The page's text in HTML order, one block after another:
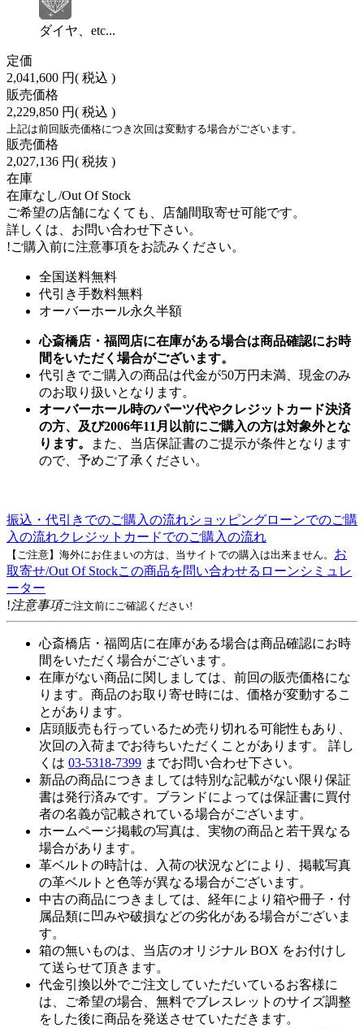
ダイヤ、etc...
定価
2,041,600 円( 税込 )
販売価格
2,229,850 円( 税込 )
上記は前回販売価格につき次回は変動する場合がございます。
販売価格
2,027,136 円( 税抜 )
在庫
在庫なし/Out Of Stock
ご希望の店舗になくても、店舗間取寄せ可能です。
詳しくは、お問い合わせ下さい。
!ご購入前に注意事項をお読みください。
全国送料無料
代引き手数料無料
オーバーホール永久半額
心斎橋店・福岡店に在庫がある場合は商品確認にお時
間をいただく場合がございます。
代引きでご購入の商品は代金が50万円未満、現金のみ
のお取り扱いとなります。
オーバーホール時のパーツ代やクレジットカード決済
の方、及び2006年11月以前にご購入の方は対象外とな
ります。
また、当店保証書のご提示が条件となります
ので、予めご了承ください。
振込・代引きでのご購入の流れショッピングローンでのご購
入の流れクレジットカードでのご購入の流れ
【ご注意】海外にお住まいの方は、当サイトでの購入は出来ません。 お
取寄せ/Out Of Stockこの商品を問い合わせる ローンシミュレ
ーター
!注意事項ご注文前にご確認ください!
心斎橋店・福岡店に在庫がある場合は商品確認にお時
間をいただく場合がございます。
在庫がない商品に関しましては、前回の販売価格にな
ります。商品のお取り寄せ時には、価格が変動するこ
とがあります。
店頭販売も行っているため売り切れる可能性もあり、
次回の入荷までお待ちいただくことがあります。 詳し
くは 03-5318-7399 までお問い合わせ下さい。
新品の商品につきましては特別な記載がない限り保証
書は発行済みです。ブランドによっては保証書に買付
者の名義が記載されている場合がございます。
ホームページ掲載の写真は、実物の商品と若干異なる
場合があります。
革ベルトの時計は、入荷の状況などにより、掲載写真
の革ベルトと色等が異なる場合がございます。
中古の商品につきましては、経年により箱や冊子・付
属品類に凹みや破損などの劣化がある場合がございま
す。
箱の無いものは、当店のオリジナル BOX をお付けし
て送らせて頂きます。
代金引換以外でご注文していただいているお客様に
は、ご希望の場合、無料でブレスレットのサイズ調整
をした後に商品を発送させていただきます。